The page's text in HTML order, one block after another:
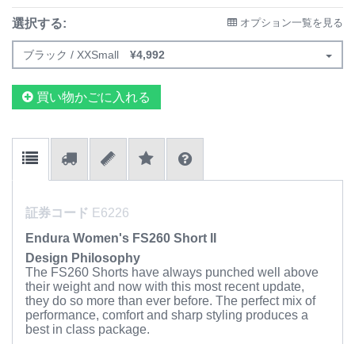
選択する: オプション一覧を見る
ブラック / XXSmall ¥4,992
買い物かごに入れる
証券コード E6226
Endura Women's FS260 Short II
Design Philosophy
The FS260 Shorts have always punched well above
their weight and now with this most recent update,
they do so more than ever before. The perfect mix of
performance, comfort and sharp styling produces a
best in class package.